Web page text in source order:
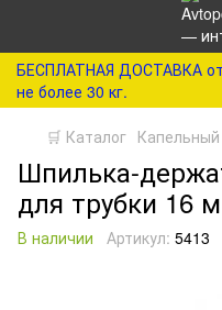
БЕСПЛАТНАЯ ДОСТАВКА
не более 30 кг.
🛒 Каталог
Шпилька-
для трубки 16
В наличии Артикул: 5413